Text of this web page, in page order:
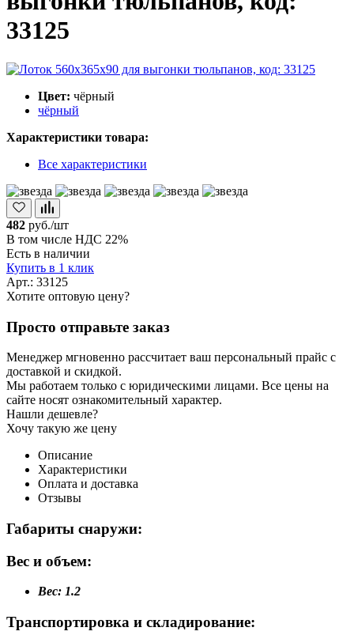
33125
Цвет: чёрный
чёрный
Характеристики товара:
Все характеристики
482 руб./шт
В том числе НДС 22%
Есть в наличии
Купить в 1 клик
Арт.: 33125
Хотите оптовую цену?
Просто отправьте заказ
Менеджер мгновенно рассчитает ваш персональный прайс с
доставкой и скидкой.
Мы работаем только с юридическими лицами. Все цены на
сайте носят ознакомительный характер.
Нашли дешевле?
Хочу такую же цену
Описание
Характеристики
Оплата и доставка
Отзывы
Габариты снаружи:
Вес и объем:
Вес: 1.2
Транспортировка и складирование: